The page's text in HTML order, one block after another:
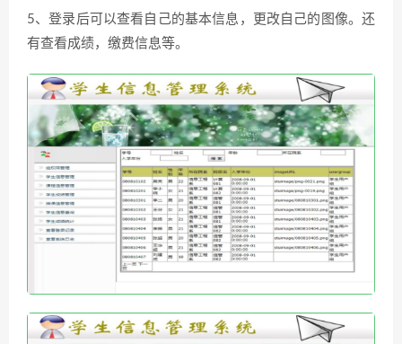
5、登录后可以查看自己的基本信息，更改自己的图像。还
有查看成绩，缴费信息等。